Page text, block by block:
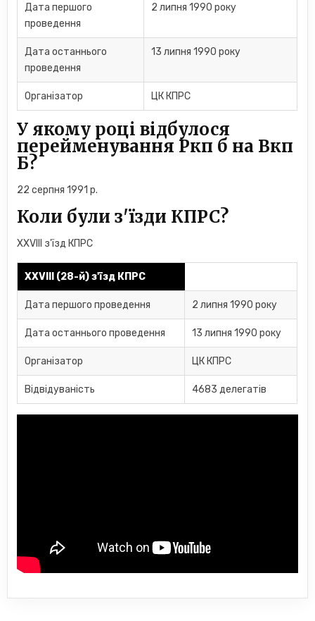
Дата першого
проведення
2 липня 1990 року
Дата останнього
проведення
13 липня 1990 року
Організатор ЦК КПРС
У якому році відбулося
перейменування Ркп б на Вкп
Б?
22 серпня 1991 р.
Коли були з'їзди КПРС?
XXVIII з'їзд КПРС
XXVIII (28-й) з'їзд КПРС
Дата першого проведення 2 липня 1990 року
Дата останнього проведення 13 липня 1990 року
Організатор ЦК КПРС
Відвідуваність 4683 делегатів